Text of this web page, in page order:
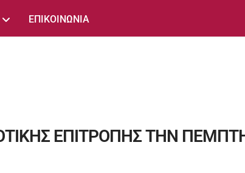
ΕΠΙΚΟΙΝΩΝΙΑ
ΕΠΙΤΡΟΠΗΣ ΤΗΝ